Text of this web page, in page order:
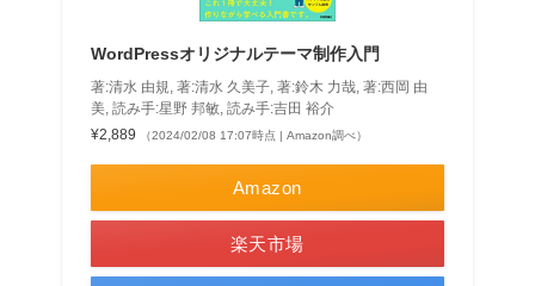
WordPressオリジナルテーマ制作入門
著:清水 由規, 著:清水 久美子, 著:鈴木 力哉, 著:西岡 由
美, 読み手:星野 邦敏, 読み手:吉田 裕介
¥2,889
（2024/02/08 17:07時点 | Amazon調べ）
Amazon
楽天市場